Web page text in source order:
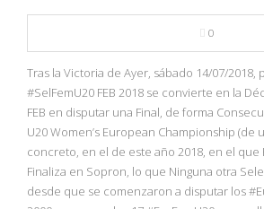
0
Tras la Victoria de Ayer, sábado 14/07/2018,
#SelFemU20 FEB 2018 se convierte en la
FEB en disputar una Final, de forma
U20 Women’s European Championship (de
concreto, en el de este año 2018, en el que
Finaliza en Sopron, lo que Ninguna otra
desde que se comenzaron a disputar los